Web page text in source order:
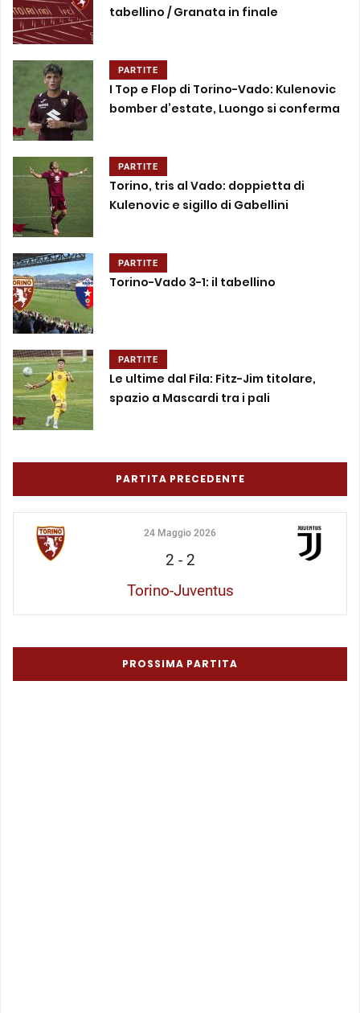
tabellino / Granata in finale
PARTITE
I Top e Flop di Torino-Vado: Kulenovic
bomber d’estate, Luongo si conferma
PARTITE
Torino, tris al Vado: doppietta di
Kulenovic e sigillo di Gabellini
PARTITE
Torino-Vado 3-1: il tabellino
PARTITE
Le ultime dal Fila: Fitz-Jim titolare,
spazio a Mascardi tra i pali
PARTITA PRECEDENTE
24 Maggio 2026
2 - 2
Torino-Juventus
PROSSIMA PARTITA